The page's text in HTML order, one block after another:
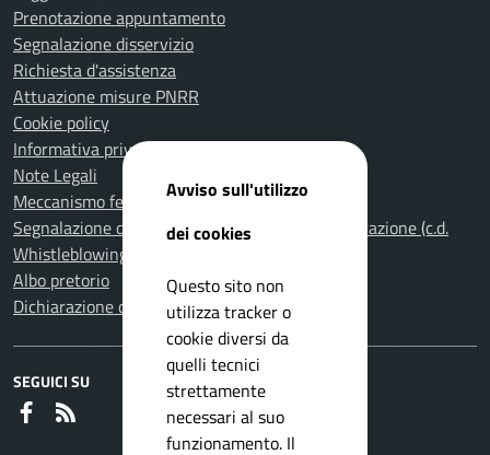
Prenotazione appuntamento
Segnalazione disservizio
Richiesta d'assistenza
Attuazione misure PNRR
Cookie policy
Informativa privacy
Note Legali
Meccanismo feedback per l'accessibilità
Segnalazione di illeciti nella Pubblica Amministrazione (c.d.
Whistleblowing)
Albo pretorio
Dichiarazione di accessibilità
SEGUICI SU
Faceboook
Avviso sull'utilizzo
dei cookies
Questo sito non
utilizza tracker o
cookie diversi da
quelli tecnici
strettamente
necessari al suo
funzionamento. Il